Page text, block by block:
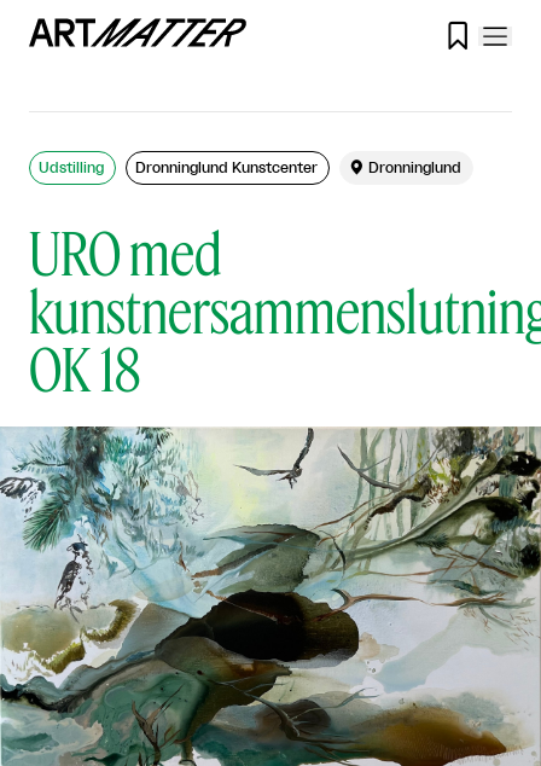

URO med
OK 18
Udstilling Dronninglund Kunstcenter  Dronninglund